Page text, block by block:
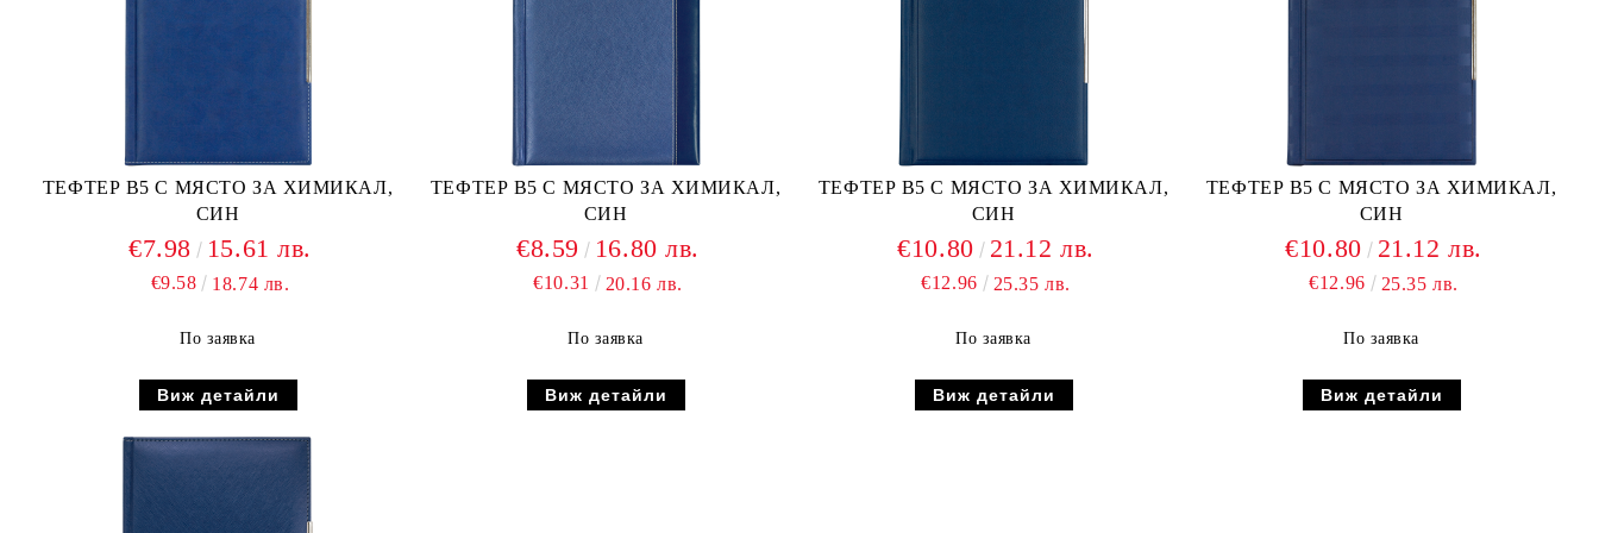
ТЕФТЕР В5 С МЯСТО ЗА ХИМИКАЛ,
СИН
€7.98 15.61 лв.
€9.58 18.74 лв.
По заявка
Виж детайли
ТЕФТЕР В5 С МЯСТО ЗА ХИМИКАЛ,
СИН
€8.59 16.80 лв.
€10.31 20.16 лв.
По заявка
Виж детайли
ТЕФТЕР В5 С МЯСТО ЗА ХИМИКАЛ,
СИН
€10.80 21.12 лв.
€12.96 25.35 лв.
По заявка
Виж детайли
ТЕФТЕР В5 С МЯСТО ЗА ХИМИКАЛ,
СИН
€10.80 21.12 лв.
€12.96 25.35 лв.
По заявка
Виж детайли